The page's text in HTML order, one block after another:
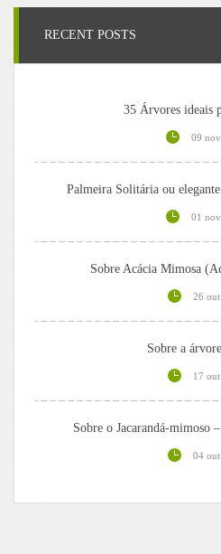
RECENT POSTS
35 Árvores ideais
09
Palmeira Solitária ou
01
Sobre Acácia Mimosa
26
Sobre a
17
Sobre o Jacarandá-mimoso
04